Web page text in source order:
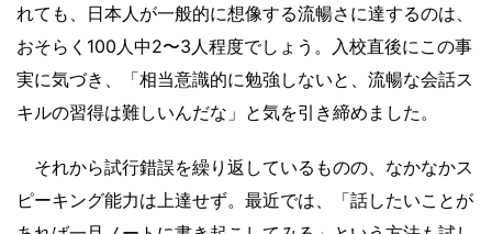
れても、日本人が一般的に想像する流暢さに達するのは、
おそらく100人中2〜3人程度でしょう。入校直後にこの事
実に気づき、「相当意識的に勉強しないと、流暢な会話ス
キルの習得は難しいんだな」と気を引き締めました。
それから試行錯誤を繰り返しているものの、なかなかス
ピーキング能力は上達せず。最近では、「話したいことが